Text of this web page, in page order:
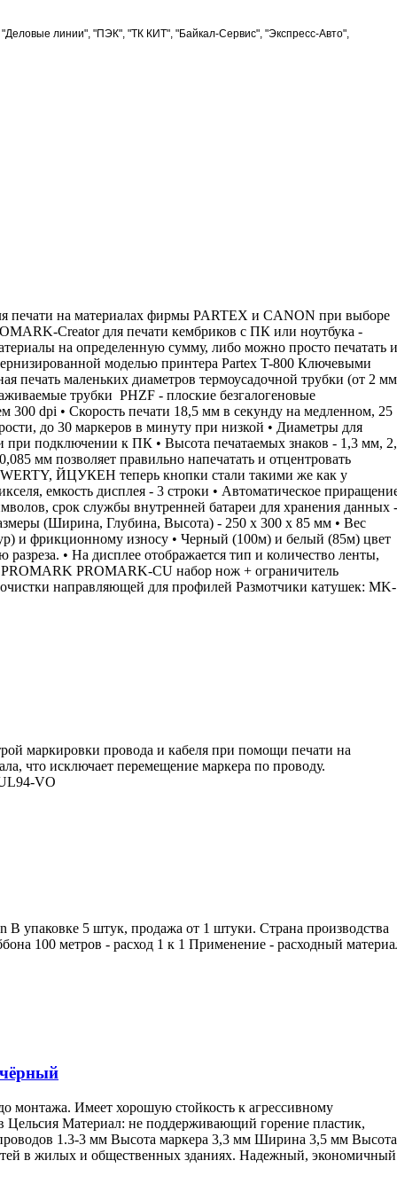
"Деловые линии", "ПЭК", "ТК КИТ", "Байкал-Сервис", "Экспресс-Авто",
печати на материалах фирмы PARTEX и CANON при выборе
Creator для печати кембриков с ПК или ноутбука -
на определенную сумму, либо можно просто печатать
моделью принтера Partex T-800 Ключевыми
печать маленьких диаметров термоусадочной трубки (от 2
трубки PHZF - плоские безгалогеновые
300 dpi • Скорость печати 18,5 мм в секунду на медленном, 25
до 30 маркеров в минуту при низкой • Диаметры для
подключении к ПК • Высота печатаемых знаков - 1,3 мм,
мм позволяет правильно напечатать и отцентровать
ЙЦУКЕН теперь кнопки стали такими же как у
емкость дисплея - 3 строки • Автоматическое
срок службы внутренней батареи для хранения данных -
(Ширина, Глубина, Высота) - 250 х 300 х 85 мм • Вес
и фрикционному износу • Черный (100м) и белый (85м) цвет
• На дисплее отображается тип и количество ленты,
PROMARK-CU набор нож + ограничитель
направляющей для профилей Размотчики катушек: MK-
маркировки провода и кабеля при помощи печати на
что исключает перемещение маркера по проводу.
VO
упаковке 5 штук, продажа от 1 штуки. Страна производства
100 метров - расход 1 к 1 Применение - расходный
монтажа. Имеет хорошую стойкость к агрессивному
Цельсия Материал: не поддерживающий горение пластик,
1.3-3 мм Высота маркера 3,3 мм Ширина 3,5 мм Высота
в жилых и общественных зданиях. Надежный, экономичный